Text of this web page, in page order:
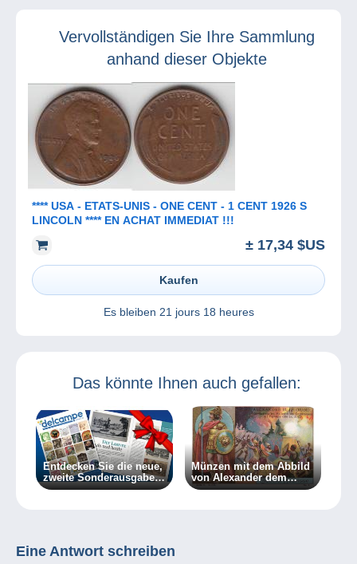
Marktplatz von
Delcampe an
Vervollständigen Sie Ihre Sammlung
anhand dieser Objekte
**** USA - ETATS-UNIS - ONE CENT - 1 CENT 1926 S
LINCOLN **** EN ACHAT IMMEDIAT !!!
± 17,34 $US
Kaufen
Es bleiben 21 jours 18 heures
Das könnte Ihnen auch gefallen:
Entdecken Sie die neue,
zweite Sonderausgabe
des Delcampe Magazins
Münzen mit dem Abbild
von Alexander dem
Großen
Eine Antwort schreiben